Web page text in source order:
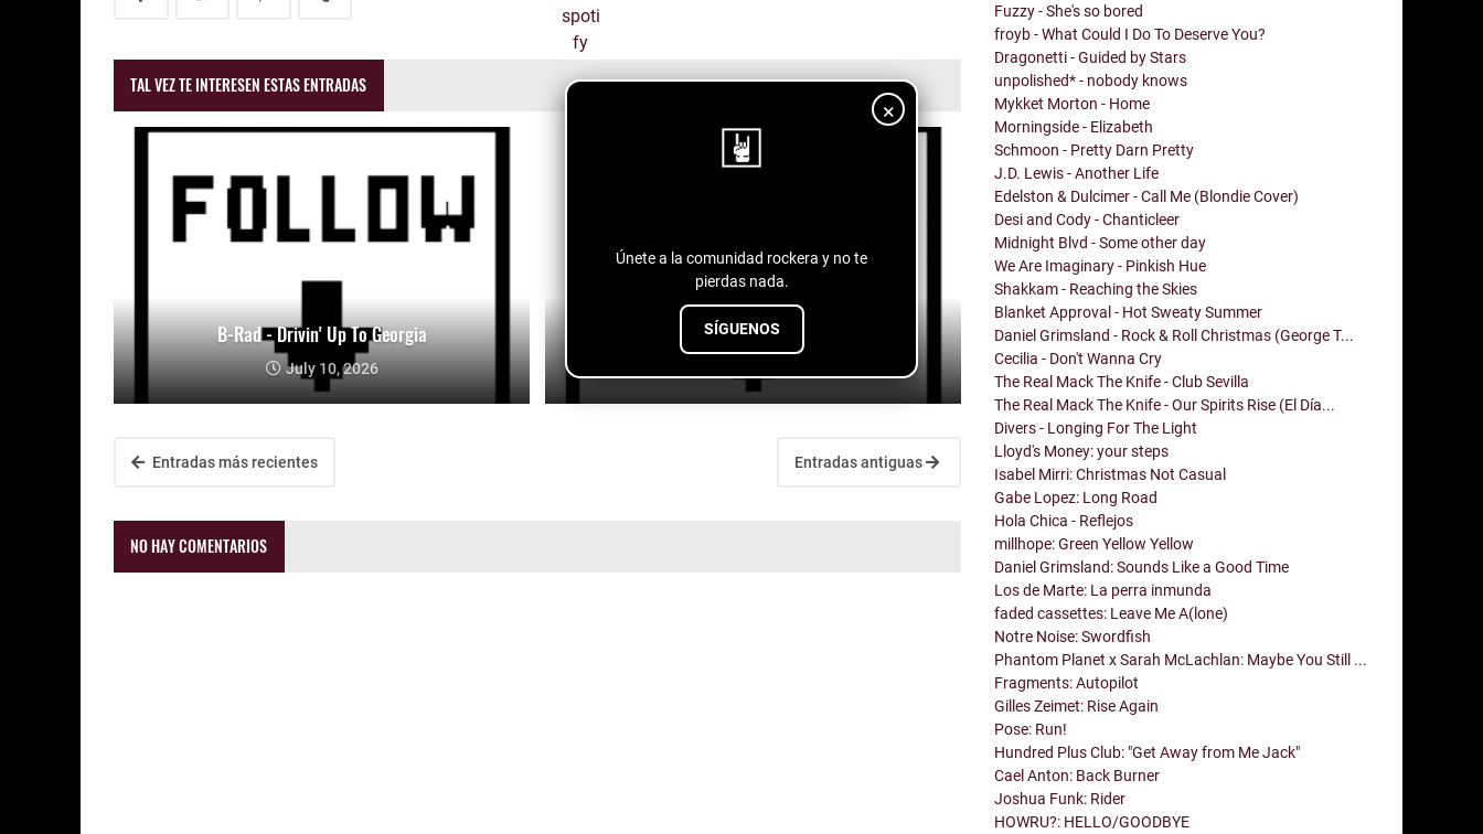
×
Únete a la comunidad rockera y no te
pierdas nada.
SÍGUENOS
TAL VEZ TE INTERESEN ESTAS ENTRADAS
B-Rad - Drivin' Up To Georgia
July 10, 2026
Logan Lynn - The Cocaine Scene
Entradas más recientes Entradas antiguas
NO HAY COMENTARIOS
Fuzzy - She's so bored
froyb - What Could I Do To Deserve You?
Dragonetti - Guided by Stars
unpolished* - nobody knows
Mykket Morton - Home
Morningside - Elizabeth
Schmoon - Pretty Darn Pretty
J.D. Lewis - Another Life
Edelston & Dulcimer - Call Me (Blondie Cover)
Desi and Cody - Chanticleer
Midnight Blvd - Some other day
We Are Imaginary - Pinkish Hue
Shakkam - Reaching the Skies
Blanket Approval - Hot Sweaty Summer
Daniel Grimsland - Rock & Roll Christmas (George T...
Cecilia - Don't Wanna Cry
The Real Mack The Knife - Club Sevilla
The Real Mack The Knife - Our Spirits Rise (El Día...
Divers - Longing For The Light
Lloyd's Money: your steps
Isabel Mirri: Christmas Not Casual
Gabe Lopez: Long Road
Hola Chica - Reflejos
millhope: Green Yellow Yellow
Daniel Grimsland: Sounds Like a Good Time
Los de Marte: La perra inmunda
faded cassettes: Leave Me A(lone)
Notre Noise: Swordfish
Phantom Planet x Sarah McLachlan: Maybe You Still ...
Fragments: Autopilot
Gilles Zeimet: Rise Again
Pose: Run!
Hundred Plus Club: "Get Away from Me Jack"
Cael Anton: Back Burner
Joshua Funk: Rider
HOWRU?: HELLO/GOODBYE